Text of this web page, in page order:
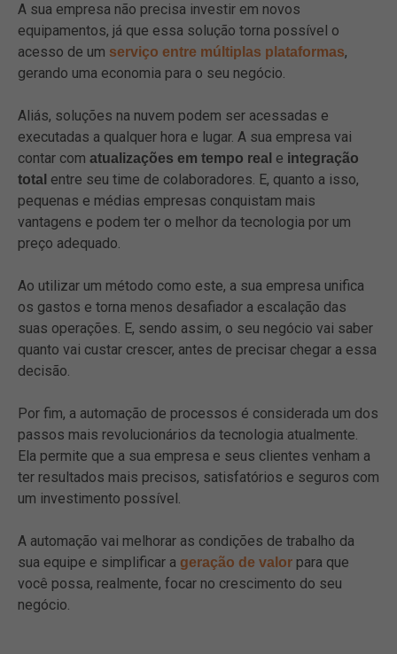
A sua empresa não precisa investir em novos
equipamentos, já que essa solução torna possível o
acesso de um serviço entre múltiplas plataformas,
gerando uma economia para o seu negócio.
Aliás, soluções na nuvem podem ser acessadas e
executadas a qualquer hora e lugar. A sua empresa vai
contar com atualizações em tempo real e integração
total entre seu time de colaboradores. E, quanto a isso,
pequenas e médias empresas conquistam mais
vantagens e podem ter o melhor da tecnologia por um
preço adequado.
Ao utilizar um método como este, a sua empresa unifica
os gastos e torna menos desafiador a escalação das
suas operações. E, sendo assim, o seu negócio vai saber
quanto vai custar crescer, antes de precisar chegar a essa
decisão.
Por fim, a automação de processos é considerada um dos
passos mais revolucionários da tecnologia atualmente.
Ela permite que a sua empresa e seus clientes venham a
ter resultados mais precisos, satisfatórios e seguros com
um investimento possível.
A automação vai melhorar as condições de trabalho da
sua equipe e simplificar a geração de valor para que
você possa, realmente, focar no crescimento do seu
negócio.